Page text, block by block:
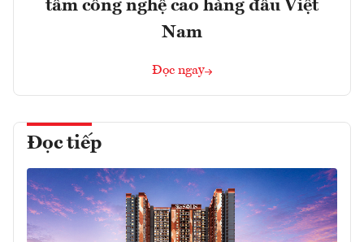
tâm công nghệ cao hàng đầu Việt
Nam
Đọc ngay
Đọc tiếp